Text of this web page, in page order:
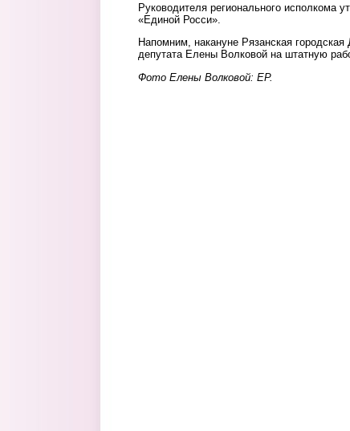
Руководителя регионального исполкома
«Единой Росси».
Напомним, накануне Рязанская
депутата Елены Волковой на штатную
Фото Елены Волковой: ЕР.